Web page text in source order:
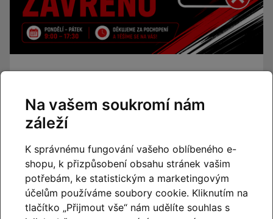
zavřeno
Na vašem soukromí nám
záleží
K správnému fungování vašeho oblíbeného e-
shopu, k přizpůsobení obsahu stránek vašim
potřebám, ke statistickým a marketingovým
účelům používáme soubory cookie. Kliknutím na
tlačítko „Přijmout vše“ nám udělíte souhlas s